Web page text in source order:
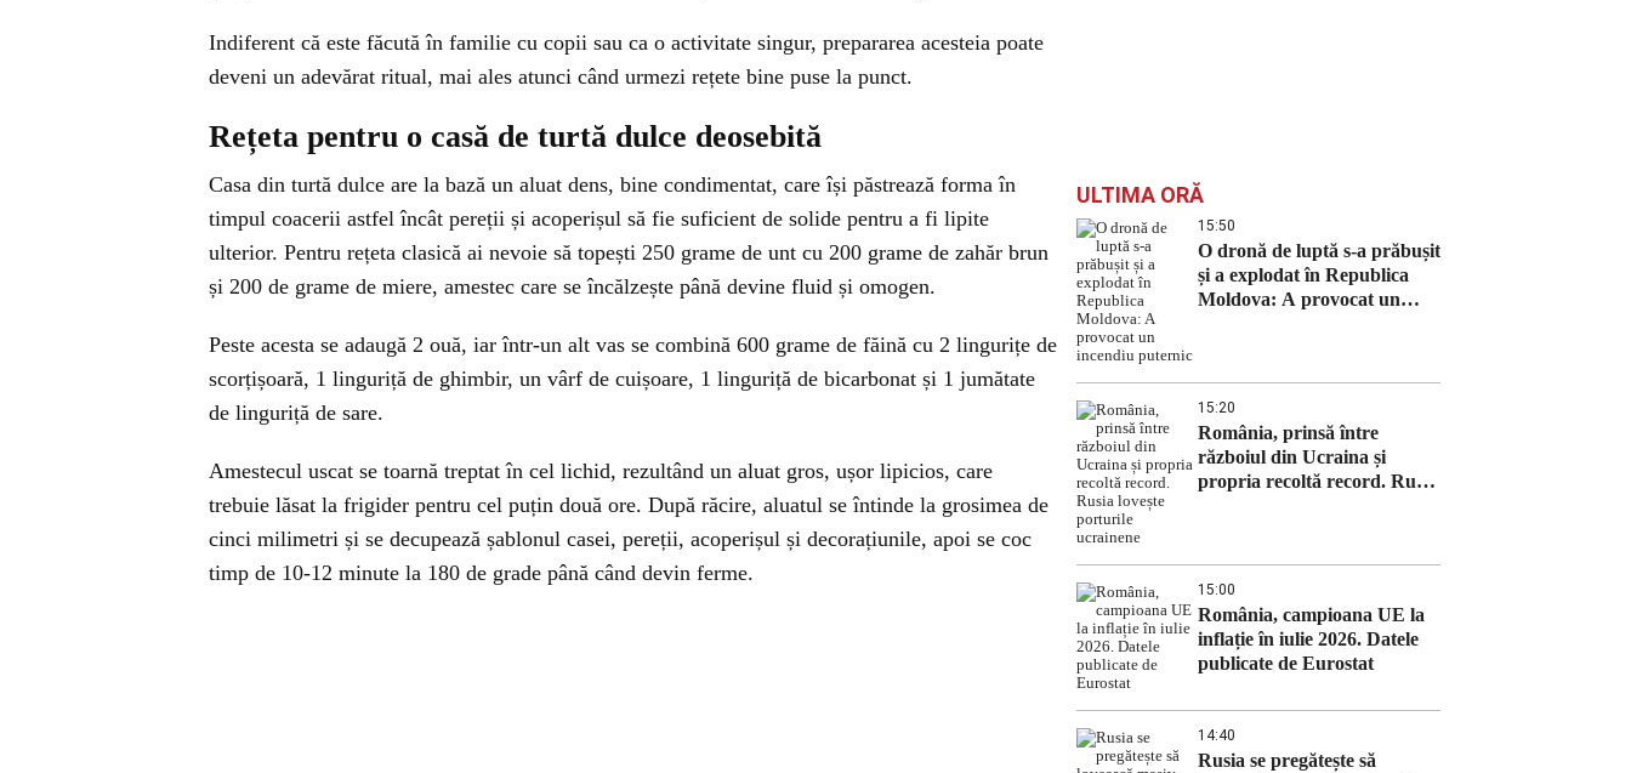
Indiferent că este făcută în familie cu copii sau ca o activitate singur, prepararea acesteia poate
deveni un adevărat ritual, mai ales atunci când urmezi rețete bine puse la punct.
Rețeta pentru o casă de turtă dulce deosebită
Casa din turtă dulce are la bază un aluat dens, bine condimentat, care își păstrează forma în
timpul coacerii astfel încât pereții și acoperișul să fie suficient de solide pentru a fi lipite
ulterior. Pentru rețeta clasică ai nevoie să topești 250 grame de unt cu 200 grame de zahăr brun
și 200 de grame de miere, amestec care se încălzește până devine fluid și omogen.
Peste acesta se adaugă 2 ouă, iar într-un alt vas se combină 600 grame de făină cu 2 lingurițe de
scorțișoară, 1 linguriță de ghimbir, un vârf de cuișoare, 1 linguriță de bicarbonat și 1 jumătate
de linguriță de sare.
Amestecul uscat se toarnă treptat în cel lichid, rezultând un aluat gros, ușor lipicios, care
trebuie lăsat la frigider pentru cel puțin două ore. După răcire, aluatul se întinde la grosimea de
cinci milimetri și se decupează șablonul casei, pereții, acoperișul și decorațiunile, apoi se coc
timp de 10-12 minute la 180 de grade până când devin ferme.
ULTIMA ORĂ
15:50
O dronă de luptă s-a prăbușit
și a explodat în Republica
Moldova: A provocat un
15:20
România, prinsă între
războiul din Ucraina și
propria recoltă record. Rusia
15:00
România, campioana UE la
inflație în iulie 2026. Datele
publicate de Eurostat
14:40
Rusia se pregătește să